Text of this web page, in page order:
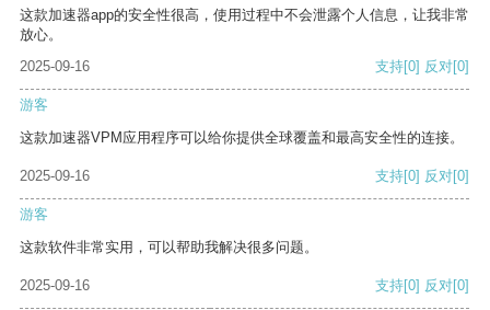
这款加速器app的安全性很高，使用过程中不会泄露个人信息，让我非常
放心。
2025-09-16
支持[0] 反对[0]
游客
这款加速器VPM应用程序可以给你提供全球覆盖和最高安全性的连接。
2025-09-16 支持[0] 反对[0]
游客
这款软件非常实用，可以帮助我解决很多问题。
2025-09-16 支持[0] 反对[0]